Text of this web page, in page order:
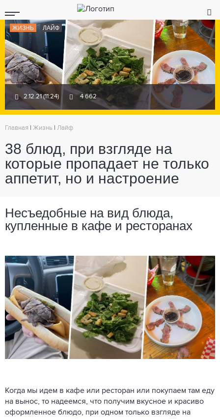
ЖИЗНЬ ЛАЙФ
2.12.21 (11:24) 4 662
Главная Жизнь Лайф
38 блюд, при взгляде на
которые пропадает не только
аппетит, но и настроение
Несъедобные на вид блюда,
купленные в кафе и ресторанах
Когда мы идем в кафе или ресторан или покупаем там еду
на вынос, то надеемся, что получим вкусное и красиво
оформленное блюдо, при одном только взгляде на